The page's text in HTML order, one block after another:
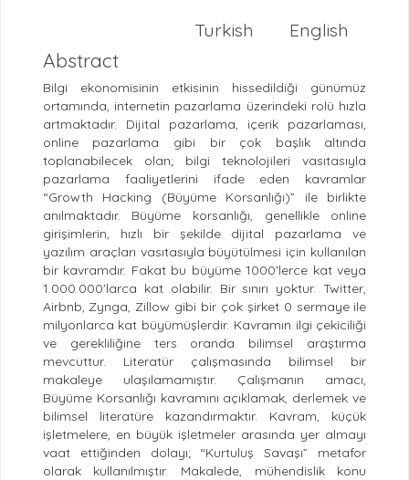
English
Turkish
Abstract
Bilgi ekonomisinin etkisinin hissedildiği günümüz
ortamında, internetin pazarlama üzerindeki rolü hızla
artmaktadır. Dijital pazarlama, içerik pazarlaması,
online pazarlama gibi bir çok başlık altında
toplanabilecek olan; bilgi teknolojileri vasıtasıyla
pazarlama faaliyetlerini ifade eden kavramlar
“Growth Hacking (Büyüme Korsanlığı)” ile birlikte
anılmaktadır. Büyüme korsanlığı, genellikle online
girişimlerin, hızlı bir şekilde dijital pazarlama ve
yazılım araçları vasıtasıyla büyütülmesi için kullanılan
bir kavramdır. Fakat bu büyüme 1000'lerce kat veya
1.000.000'larca kat olabilir. Bir sınırı yoktur. Twitter,
Airbnb, Zynga, Zillow gibi bir çok şirket 0 sermaye ile
milyonlarca kat büyümüşlerdir. Kavramın ilgi çekiciliği
ve gerekliliğine ters oranda bilimsel araştırma
mevcuttur. Literatür çalışmasında bilimsel bir
makaleye ulaşılamamıştır. Çalışmanın amacı,
Büyüme Korsanlığı kavramını açıklamak, derlemek ve
bilimsel literatüre kazandırmaktır. Kavram, küçük
işletmelere, en büyük işletmeler arasında yer almayı
vaat ettiğinden dolayı; “Kurtuluş Savaşı” metafor
olarak kullanılmıştır. Makalede, mühendislik konu